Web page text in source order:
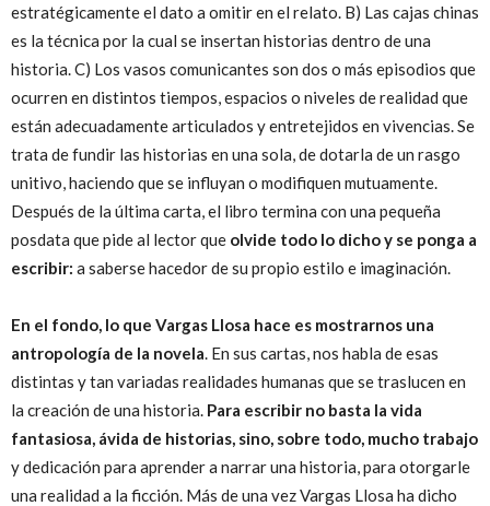
estratégicamente el dato a omitir en el relato. B) Las cajas chinas
es la técnica por la cual se insertan historias dentro de una
historia. C) Los vasos comunicantes son dos o más episodios que
ocurren en distintos tiempos, espacios o niveles de realidad que
están adecuadamente articulados y entretejidos en vivencias. Se
trata de fundir las historias en una sola, de dotarla de un rasgo
unitivo, haciendo que se influyan o modifiquen mutuamente.
Después de la última carta, el libro termina con una pequeña
posdata que pide al lector que olvide todo lo dicho y se ponga a
escribir: a saberse hacedor de su propio estilo e imaginación.
En el fondo, lo que Vargas Llosa hace es mostrarnos una
antropología de la novela. En sus cartas, nos habla de esas
distintas y tan variadas realidades humanas que se traslucen en
la creación de una historia. Para escribir no basta la vida
fantasiosa, ávida de historias, sino, sobre todo, mucho trabajo
y dedicación para aprender a narrar una historia, para otorgarle
una realidad a la ficción. Más de una vez Vargas Llosa ha dicho